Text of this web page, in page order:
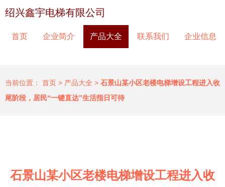
绍兴鑫宇电梯有限公司
首页 企业简介 产品大全 联系我们 企业信息
当前位置： 首页 > 产品大全 > 石景山某小区老楼电梯增设工程进入收
尾阶段，居民“一键直达”生活指日可待
石景山某小区老楼电梯增设工程进入收